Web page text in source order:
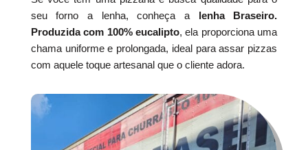
seu forno a lenha, conheça a lenha Braseiro.
Produzida com 100% eucalipto, ela proporciona uma
chama uniforme e prolongada, ideal para assar pizzas
com aquele toque artesanal que o cliente adora.